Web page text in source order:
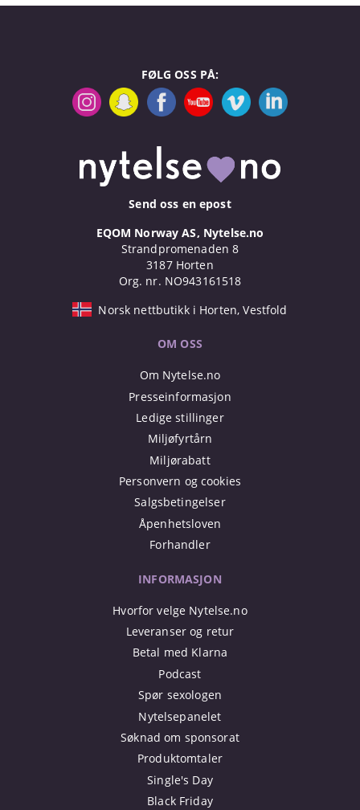
FØLG OSS PÅ:
Send oss en epost
EQOM Norway AS, Nytelse.no
Strandpromenaden 8
3187 Horten
Org. nr. NO943161518
Norsk nettbutikk i Horten, Vestfold
OM OSS
Om Nytelse.no
Presseinformasjon
Ledige stillinger
Miljøfyrtårn
Miljørabatt
Personvern og cookies
Salgsbetingelser
Åpenhetsloven
Forhandler
INFORMASJON
Hvorfor velge Nytelse.no
Leveranser og retur
Betal med Klarna
Podcast
Spør sexologen
Nytelsepanelet
Søknad om sponsorat
Produktomtaler
Single's Day
Black Friday